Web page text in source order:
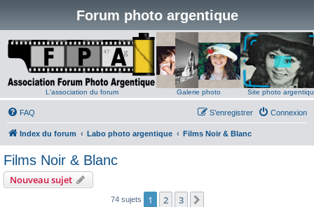
Forum photo argentique
L'association du forum Galerie photo Site photo
FAQ Connexion
S’enregistrer
Index du forum Labo photo argentique Films Noir & Blanc
Films Noir & Blanc
Nouveau sujet
74 sujets 1 2 3